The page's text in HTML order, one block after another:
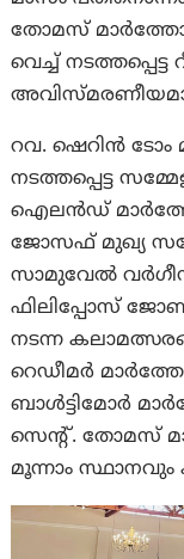
തോമസ്
വെച്ച് നടത്തപ്പെട്ട
റവ. ഷെറിൻ ടോം
നടത്തപ്പെട്ട
ഐലൻഡ്
ജോസഫ് മുഖ്യ
സാമുവേൽ വർഗീസ്
ഫിലിപ്പോസ്
നടന്ന
റെഡീമർ
ബാൾട്ടിമോർ
സെന്റ്. തോമസ്
മൂന്നാം സ്ഥാനവും